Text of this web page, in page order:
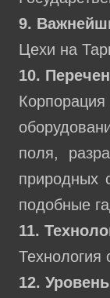
9.
Цехи на
10.
поля,
природных
подобные
11.
Технология
12.